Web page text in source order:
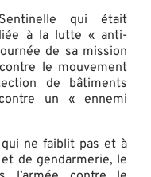
qui était
à la lutte « anti-
de sa mission
le mouvement
de bâtiments
un « ennemi
ne faiblit pas et à
de gendarmerie, le